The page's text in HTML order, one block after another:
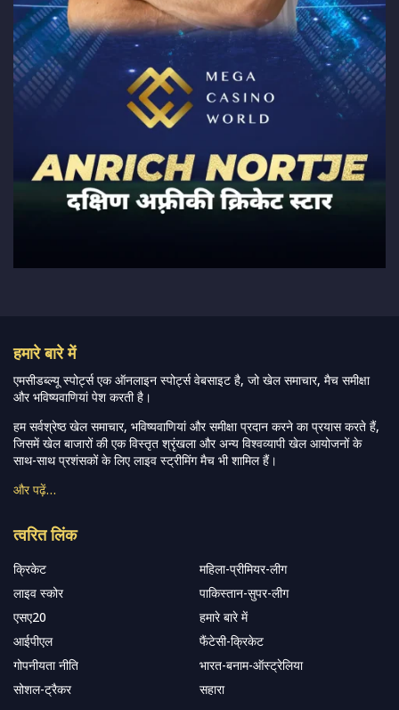
हमारे बारे में
एमसीडब्ल्यू स्पोर्ट्स एक ऑनलाइन स्पोर्ट्स वेबसाइट है, जो खेल समाचार, मैच समीक्षा
और भविष्यवाणियां पेश करती है।
हम सर्वश्रेष्ठ खेल समाचार, भविष्यवाणियां और समीक्षा प्रदान करने का प्रयास करते हैं,
जिसमें खेल बाजारों की एक विस्तृत श्रृंखला और अन्य विश्वव्यापी खेल आयोजनों के
साथ-साथ प्रशंसकों के लिए लाइव स्ट्रीमिंग मैच भी शामिल हैं।
और पढ़ें…
त्वरित लिंक
क्रिकेट
महिला-प्रीमियर-लीग
लाइव स्कोर
पाकिस्तान-सुपर-लीग
एसए20
हमारे बारे में
आईपीएल
फैंटेसी-क्रिकेट
गोपनीयता नीति
भारत-बनाम-ऑस्ट्रेलिया
सोशल-ट्रैकर
सहारा